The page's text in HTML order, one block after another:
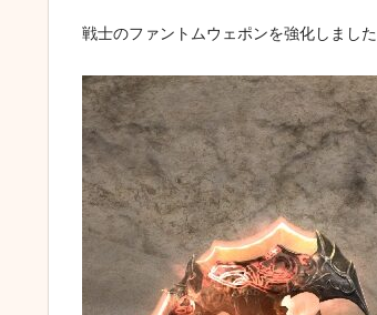
戦士のファントムウェポンを強化しました